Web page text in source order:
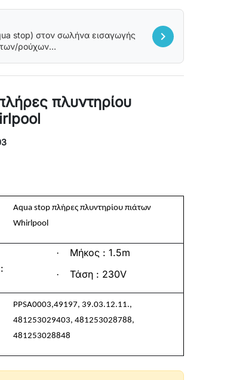
stop) στον σωλήνα εισαγωγής
ρούχων
chevron_right
πλυντηρίου
Aqua stop πλήρες πλυντηρίου πιάτων
Whirlpool
:
· Μήκος : 1.5m
· Τάση : 230V
PPSA0003,49197, 39.03.12.11.,
481253029403, 481253028788,
481253028848